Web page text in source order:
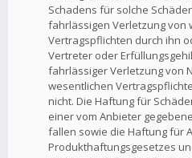
Schadens für solche
fahrlässigen Verletzung von
Vertragspflichten durch ihn
Vertreter oder
fahrlässiger Verletzung von
wesentlichen
nicht. Die Haftung für
einer vom Anbieter
fallen sowie die Haftung für
Produkthaftungsgesetzes